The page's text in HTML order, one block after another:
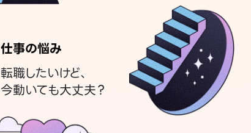
仕事の悩み
転職したいけど、
今動いても大丈夫？